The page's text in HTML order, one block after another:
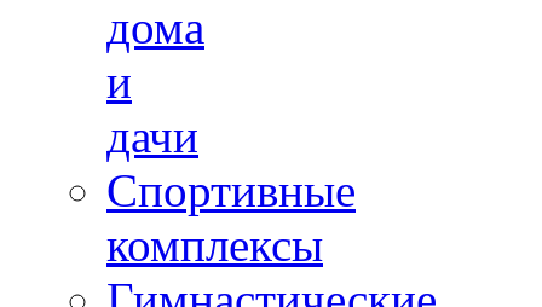
дома
и
дачи
Спортивные
комплексы